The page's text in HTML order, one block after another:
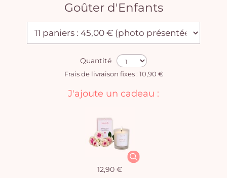
Goûter d'Enfants
Quantité
Frais de livraison fixes : 10,90 €
J'ajoute un cadeau :
12,90 €